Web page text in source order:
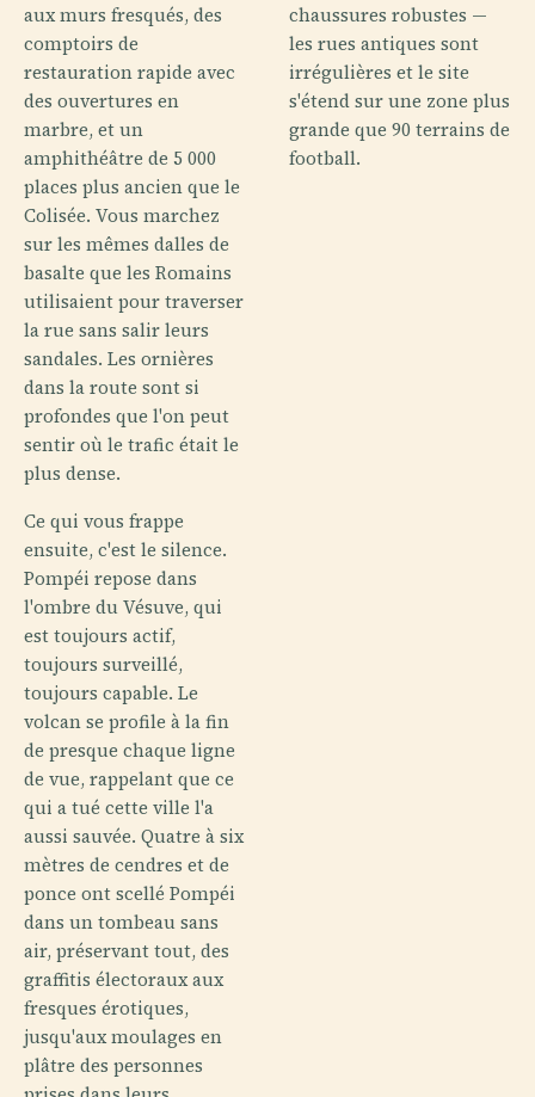
aux murs fresqués, des
comptoirs de
restauration rapide avec
des ouvertures en
marbre, et un
amphithéâtre de 5 000
places plus ancien que le
Colisée. Vous marchez
sur les mêmes dalles de
basalte que les Romains
utilisaient pour traverser
la rue sans salir leurs
sandales. Les ornières
dans la route sont si
profondes que l'on peut
sentir où le trafic était le
plus dense.
Ce qui vous frappe
ensuite, c'est le silence.
Pompéi repose dans
l'ombre du Vésuve, qui
est toujours actif,
toujours surveillé,
toujours capable. Le
volcan se profile à la fin
de presque chaque ligne
de vue, rappelant que ce
qui a tué cette ville l'a
aussi sauvée. Quatre à six
mètres de cendres et de
ponce ont scellé Pompéi
dans un tombeau sans
air, préservant tout, des
graffitis électoraux aux
fresques érotiques,
jusqu'aux moulages en
plâtre des personnes
chaussures robustes —
les rues antiques sont
irrégulières et le site
s'étend sur une zone plus
grande que 90 terrains de
football.